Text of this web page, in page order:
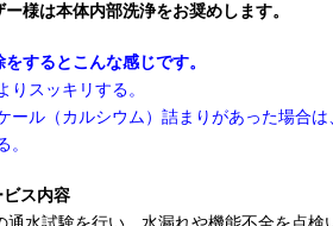
ー様は本体内部洗浄をお奨めします。
するとこんな感じです。
りスッキリする。
ール（カルシウム）詰まりがあった場合
。
ス内容